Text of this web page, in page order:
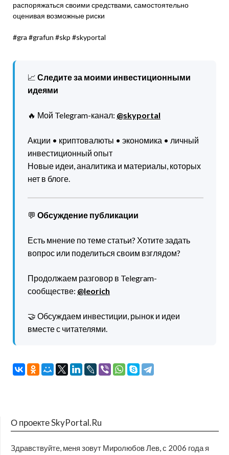
распоряжаться своими средствами, самостоятельно
оценивая возможные риски
#gra #grafun #skp #skyportal
📈 Следите за моими инвестиционными
идеями
🔥 Мой Telegram-канал: @skyportal
Акции • криптовалюты • экономика • личный
инвестиционный опыт
Новые идеи, аналитика и материалы, которых
нет в блоге.
💬 Обсуждение публикации
Есть мнение по теме статьи? Хотите задать
вопрос или поделиться своим взглядом?
Продолжаем разговор в Telegram-
сообществе: @leorich
🤝 Обсуждаем инвестиции, рынок и идеи
вместе с читателями.
О проекте SkyPortal.Ru
Здравствуйте, меня зовут Миролюбов Лев, с 2006 года я